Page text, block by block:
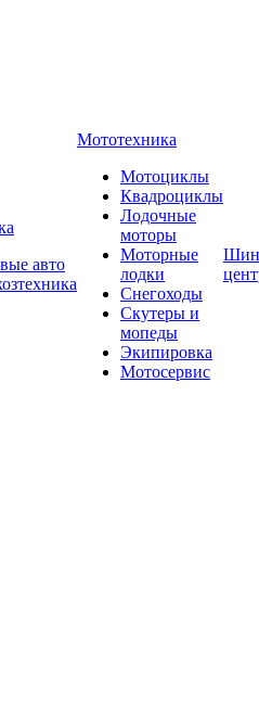
авто
Мототехника
Мотоциклы
Квадроциклы
Лодочные
моторы
Моторные
лодки
Снегоходы
Скутеры и
мопеды
Экипировка
Мотосервис